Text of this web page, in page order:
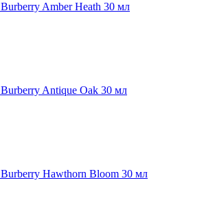
Burberry Amber Heath 30 мл
Burberry Antique Oak 30 мл
Burberry Hawthorn Bloom 30 мл